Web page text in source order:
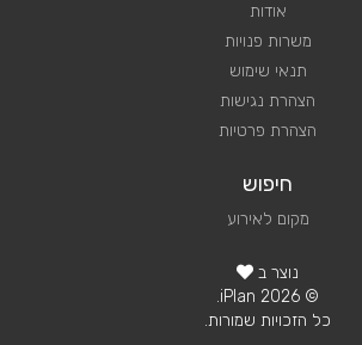
אודות
משרות פנויות
תנאי שימוש
הצהרת נגישות
הצהרת פרטיות
חיפוש
מקום לאירוע
נוצר ב
© 2026 iPlan.
כל הזכויות שמורות.